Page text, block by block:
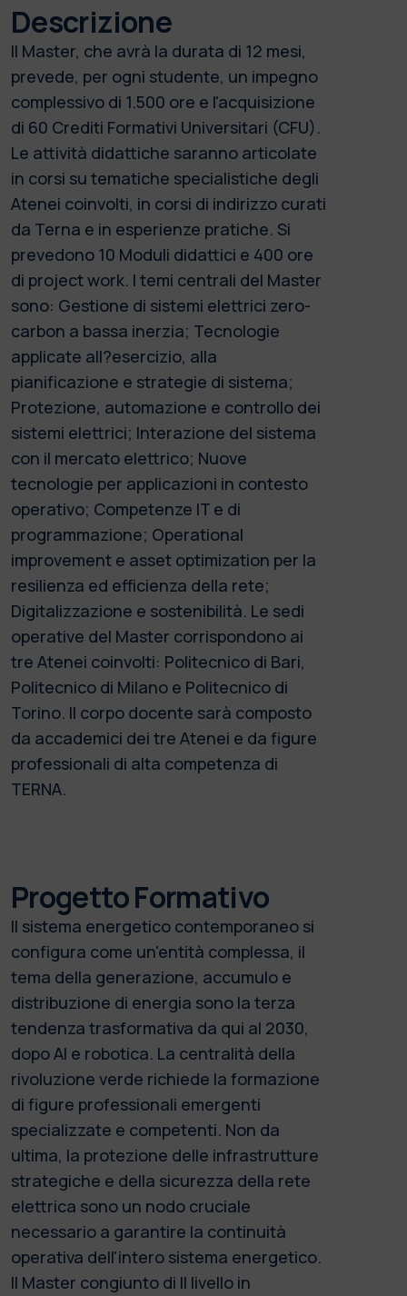
Descrizione
Il Master, che avrà la durata di 12 mesi,
prevede, per ogni studente, un impegno
complessivo di 1.500 ore e l'acquisizione
di 60 Crediti Formativi Universitari (CFU).
Le attività didattiche saranno articolate
in corsi su tematiche specialistiche degli
Atenei coinvolti, in corsi di indirizzo curati
da Terna e in esperienze pratiche. Si
prevedono 10 Moduli didattici e 400 ore
di project work. I temi centrali del Master
sono: Gestione di sistemi elettrici zero-
carbon a bassa inerzia; Tecnologie
applicate all?esercizio, alla
pianificazione e strategie di sistema;
Protezione, automazione e controllo dei
sistemi elettrici; Interazione del sistema
con il mercato elettrico; Nuove
tecnologie per applicazioni in contesto
operativo; Competenze IT e di
programmazione; Operational
improvement e asset optimization per la
resilienza ed efficienza della rete;
Digitalizzazione e sostenibilità. Le sedi
operative del Master corrispondono ai
tre Atenei coinvolti: Politecnico di Bari,
Politecnico di Milano e Politecnico di
Torino. Il corpo docente sarà composto
da accademici dei tre Atenei e da figure
professionali di alta competenza di
TERNA.
Progetto Formativo
Il sistema energetico contemporaneo si
configura come un'entità complessa, il
tema della generazione, accumulo e
distribuzione di energia sono la terza
tendenza trasformativa da qui al 2030,
dopo AI e robotica. La centralità della
rivoluzione verde richiede la formazione
di figure professionali emergenti
specializzate e competenti. Non da
ultima, la protezione delle infrastrutture
strategiche e della sicurezza della rete
elettrica sono un nodo cruciale
necessario a garantire la continuità
operativa dell'intero sistema energetico.
Il Master congiunto di II livello in